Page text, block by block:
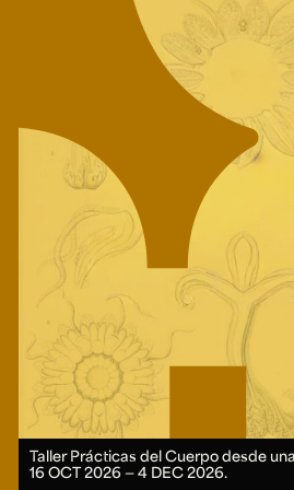
Taller Prácticas del Cuerpo desde
16 OCT 2026 ― 4 DEC 2026.